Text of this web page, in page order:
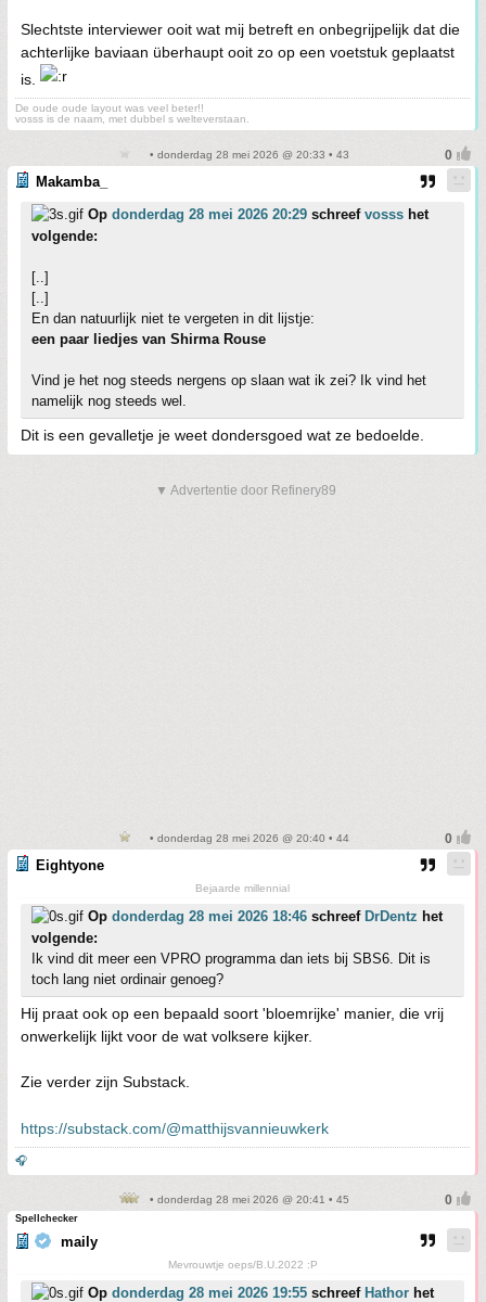
Slechtste interviewer ooit wat mij betreft en onbegrijpelijk dat die
achterlijke baviaan überhaupt ooit zo op een voetstuk geplaatst
is.
De oude oude layout was veel beter!!
vosss is de naam, met dubbel s welteverstaan.
• donderdag 28 mei 2026 @ 20:33 • 43
Makamba_
Op donderdag 28 mei 2026 20:29 schreef vosss het
volgende:
[..]
[..]
En dan natuurlijk niet te vergeten in dit lijstje:
een paar liedjes van Shirma Rouse
Vind je het nog steeds nergens op slaan wat ik zei? Ik vind het
namelijk nog steeds wel.
Dit is een gevalletje je weet dondersgoed wat ze bedoelde.
▼ Advertentie door Refinery89
• donderdag 28 mei 2026 @ 20:40 • 44
Eightyone
Bejaarde millennial
Op donderdag 28 mei 2026 18:46 schreef DrDentz het
volgende:
Ik vind dit meer een VPRO programma dan iets bij SBS6. Dit is
toch lang niet ordinair genoeg?
Hij praat ook op een bepaald soort 'bloemrijke' manier, die vrij
onwerkelijk lijkt voor de wat volksere kijker.
Zie verder zijn Substack.
https://substack.com/@matthijsvannieuwkerk
🎧
• donderdag 28 mei 2026 @ 20:41 • 45
Spellchecker
maily
Mevrouwtje oeps/B.U.2022 :P
Op donderdag 28 mei 2026 19:55 schreef Hathor het